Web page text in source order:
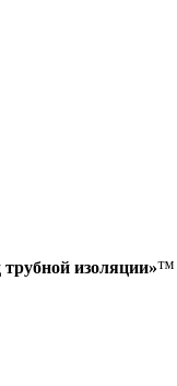
изоляции»™